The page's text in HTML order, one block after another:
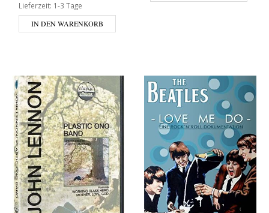
Lieferzeit: 1-3 Tage
IN DEN WARENKORB